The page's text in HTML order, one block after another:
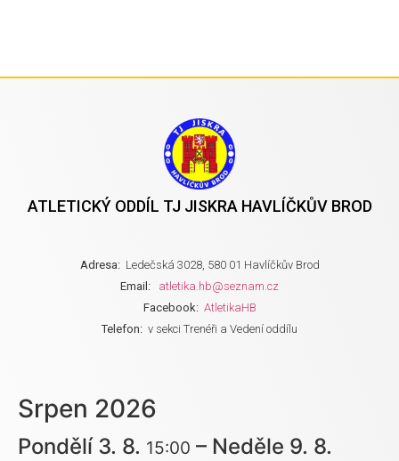
ATLETICKÝ ODDÍL TJ JISKRA HAVLÍČKŮV BROD
Adresa: Ledečská 3028, 580 01 Havlíčkův Brod
Email:
atletika.hb@seznam.cz
Facebook: AtletikaHB
Telefon: v sekci Trenéři a Vedení oddílu
Srpen 2026
Pondělí 3. 8. 15:00 – Neděle 9. 8.